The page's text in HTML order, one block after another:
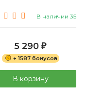
В наличии 35
5 290 ₽
+ 1587 бонусов
В корзину